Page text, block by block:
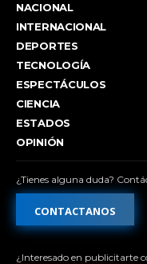
NACIONAL
INTERNACIONAL
DEPORTES
TECNOLOGÍA
ESPECTÁCULOS
CIENCIA
ESTADOS
OPINIÓN
¿Tienes alguna duda?
CONTACTANOS
¿Interesado en publicitarte